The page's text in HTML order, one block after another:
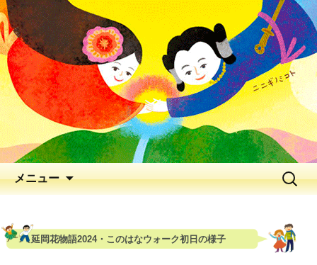
延岡花物語 2026
出会いの聖地 神と人と花が出逢う、
早春の五ヶ瀬川
メニュー
延岡花物語2024・このはなウォーク初日の様子